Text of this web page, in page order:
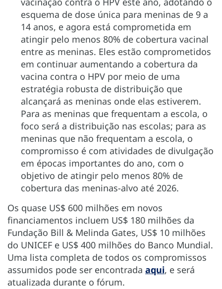
esquema de dose única para meninas de 9 a
14 anos, e agora está comprometida em
atingir pelo menos 80% de cobertura vacinal
entre as meninas. Eles estão comprometidos
em continuar aumentando a cobertura da
vacina contra o HPV por meio de uma
estratégia robusta de distribuição que
alcançará as meninas onde elas estiverem.
Para as meninas que frequentam a escola, o
foco será a distribuição nas escolas; para as
meninas que não frequentam a escola, o
compromisso é com atividades de divulgação
em épocas importantes do ano, com o
objetivo de atingir pelo menos 80% de
cobertura das meninas-alvo até 2026.
Os quase US$ 600 milhões em novos
financiamentos incluem US$ 180 milhões da
Fundação Bill & Melinda Gates, US$ 10 milhões
do UNICEF e US$ 400 milhões do Banco Mundial.
Uma lista completa de todos os compromissos
assumidos pode ser encontrada aqui, e será
atualizada durante o fórum.